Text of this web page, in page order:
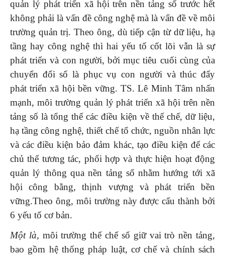
quản lý phát triển xã hội trên nền tảng số trước hết
không phải là vấn đề công nghệ mà là vấn đề về môi
trường quản trị. Theo ông, dù tiếp cận từ dữ liệu, hạ
tầng hay công nghệ thì hai yếu tố cốt lõi vẫn là sự
phát triển và con người, bởi mục tiêu cuối cùng của
chuyển đổi số là phục vụ con người và thúc đẩy
phát triển xã hội bền vững. TS. Lê Minh Tâm nhấn
mạnh, môi trường quản lý phát triển xã hội trên nền
tảng số là tổng thể các điều kiện về thể chế, dữ liệu,
hạ tầng công nghệ, thiết chế tổ chức, nguồn nhân lực
và các điều kiện bảo đảm khác, tạo điều kiện để các
chủ thể tương tác, phối hợp và thực hiện hoạt động
quản lý thông qua nền tảng số nhằm hướng tới xã
hội công bằng, thịnh vượng và phát triển bền
vững.Theo ông, môi trường này được cấu thành bởi
6 yếu tố cơ bản.
Một là, môi trường thể chế số giữ vai trò nền tảng,
bao gồm hệ thống pháp luật, cơ chế và chính sách